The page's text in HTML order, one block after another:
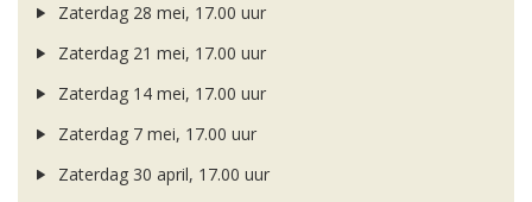
Zaterdag 28 mei, 17.00 uur
Zaterdag 21 mei, 17.00 uur
Zaterdag 14 mei, 17.00 uur
Zaterdag 7 mei, 17.00 uur
Zaterdag 30 april, 17.00 uur